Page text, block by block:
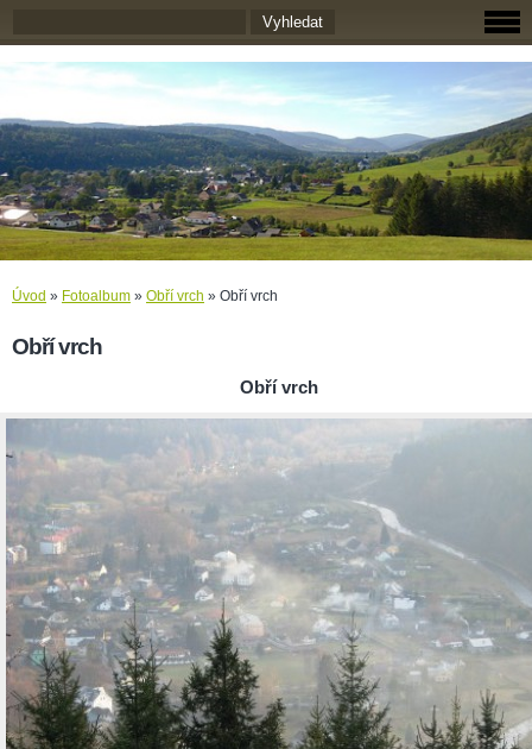
Úvod » Fotoalbum » Obří vrch » Obří vrch
Obří vrch
Obří vrch